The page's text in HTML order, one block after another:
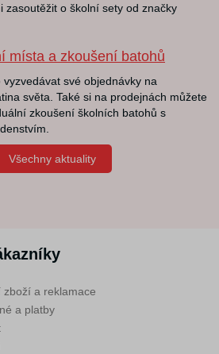
zasoutěžit o školní sety od značky
místa a zkoušení batohů
vyzvedávat své objednávky na
světa. Také si na prodejnách můžete
zkoušení školních batohů s
Všechny aktuality
zboží a reklamace
a platby